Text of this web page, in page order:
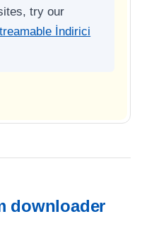
try our
İndirici
downloader